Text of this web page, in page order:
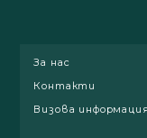
За нас
Контакти
Визова информация